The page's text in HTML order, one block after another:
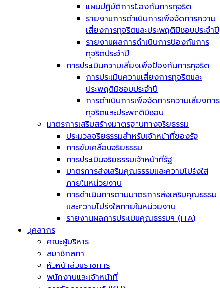
แผนปฏิบัติการป้องกันการทุจริต
รายงานการดำเนินการเพื่อจัดการความ
เสี่ยงการทุจริตและประพฤติมิชอบประจำปี
รายงานผลการดำเนินการป้องกันการ
ทุจริตประจำปี
การประเมินความเสี่ยงเพื่อป้องกันการทุจริต
การประเมินความเสี่ยงการทุจริตและ
ประพฤติมิชอบประจำปี
การดำเนินการเพื่อจัดการความเสี่ยงการ
ทุจริตและประพฤติมิชอบ
มาตรการเสริมสร้างมาตรฐานทางจริยธรรม
ประมวลจริยธรรมสำหรับเจ้าหน้าที่ของรัฐ
การขับเคลื่อนจริยธรรม
การประเมินจริยธรรมเจ้าหน้าที่รัฐ
มาตรการส่งเสริมคุณธรรมและความโปร่งใส่
ภายในหน่วยงาน
การดำเนินการตามมาตรการส่งเสริมคุณธรรม
และความโปร่งใสภายในหน่วยงาน
รายงานผลการประเมินคุณธรรมฯ (ITA)
บุคลากร
คณะผู้บริหาร
สมาชิกสภา
หัวหน้าส่วนราชการ
พนักงานและเจ้าหน้าที่